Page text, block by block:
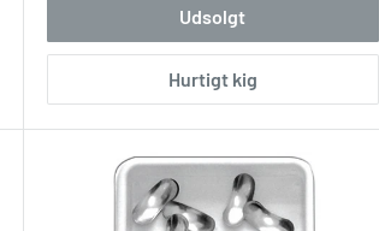
Udsolgt
Hurtigt kig